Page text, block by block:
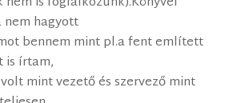
nem hagyott
bennem mint pl.a fent említett
is írtam,
mint vezető és szervező mint